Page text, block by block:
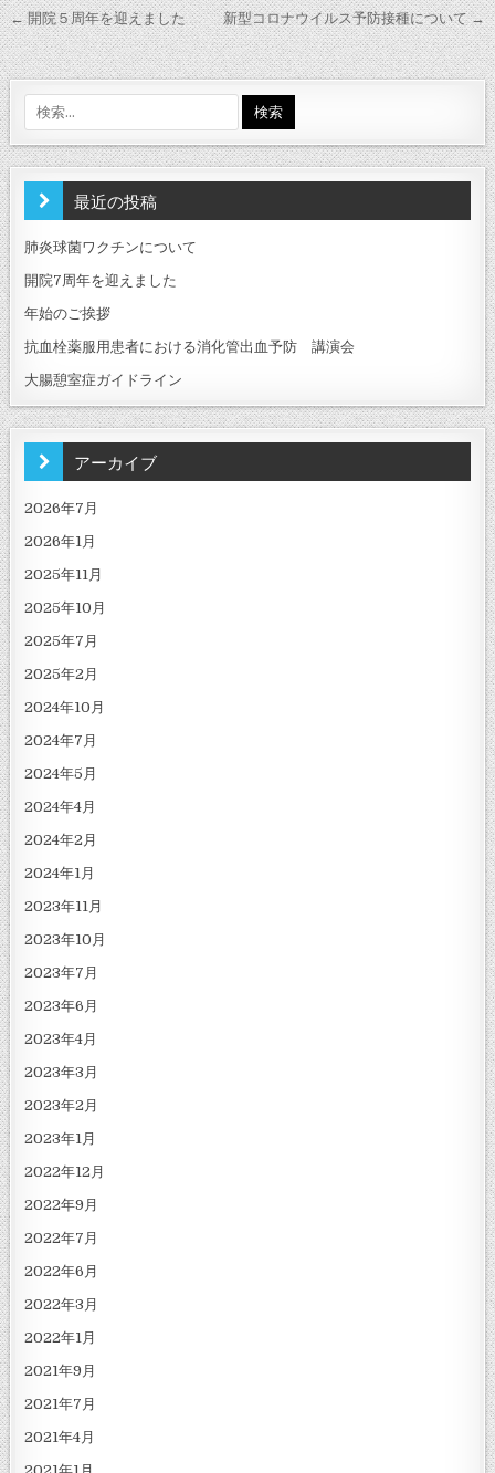
投
稿
ナ
ビ
ゲ
ー
シ
ョ
ン
← 開院５周年を迎えました 新型コロナウイルス予防接種について →
索:
最近の投稿
肺炎球菌ワクチンについて
開院7周年を迎えました
年始のご挨拶
抗血栓薬服用患者における消化管出血予防 講演会
大腸憩室症ガイドライン
アーカイブ
2026年7月
2026年1月
2025年11月
2025年10月
2025年7月
2025年2月
2024年10月
2024年7月
2024年5月
2024年4月
2024年2月
2024年1月
2023年11月
2023年10月
2023年7月
2023年6月
2023年4月
2023年3月
2023年2月
2023年1月
2022年12月
2022年9月
2022年7月
2022年6月
2022年3月
2022年1月
2021年9月
2021年7月
2021年4月